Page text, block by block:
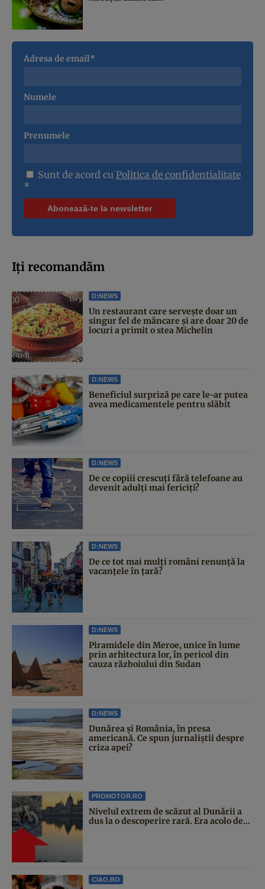
Adresa de email*
Numele
Prenumele
Sunt de acord cu Politica de confidentialitate
*
Iți recomandăm
D:NEWS
Un restaurant care servește doar un
singur fel de mâncare și are doar 20 de
locuri a primit o stea Michelin
D:NEWS
Beneficiul surpriză pe care le-ar putea
avea medicamentele pentru slăbit
D:NEWS
De ce copiii crescuți fără telefoane au
devenit adulți mai fericiți?
D:NEWS
De ce tot mai mulți români renunță la
vacanțele în țară?
D:NEWS
Piramidele din Meroe, unice în lume
prin arhitectura lor, în pericol din
cauza războiului din Sudan
D:NEWS
Dunărea și România, în presa
americană. Ce spun jurnaliștii despre
criza apei?
PROMOTOR.RO
Nivelul extrem de scăzut al Dunării a
dus la o descoperire rară. Era acolo de...
CIAO.RO